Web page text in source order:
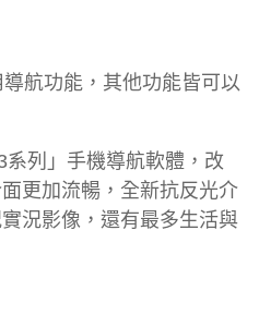
航功能，其他功能皆可以
系列」手機導航軟體，改
更加流暢，全新抗反光介
況影像，還有最多生活與